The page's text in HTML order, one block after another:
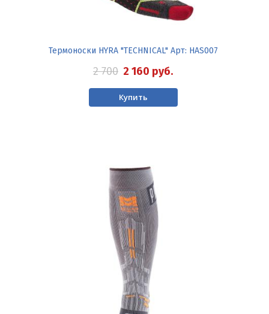
Термоноски HYRA "TECHNICAL" Арт: HAS007
2 700 2 160 руб.
Купить